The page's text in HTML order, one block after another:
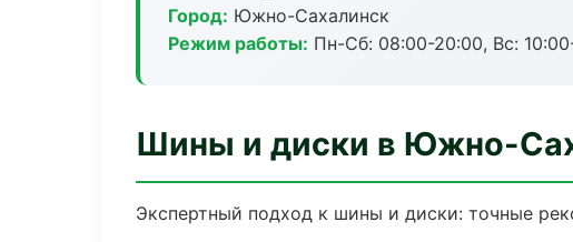
Город: Южно-Сахалинск
Режим работы: Пн-Сб: 08:00-20:00, Вс:
Шины и диски в Южно-
Экспертный подход к шины и диски: точные